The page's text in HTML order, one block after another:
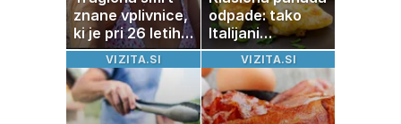
znane vplivnice,
ki je pri 26 letih
izgubila boj z
boleznijo
odpade: tako
Italijani
pripravijo
slastne ocvrte
bučke
VIZITA.SI VIZITA.SI